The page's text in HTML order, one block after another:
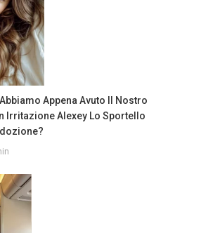
Appena Avuto Il Nostro
Irritazione Alexey Lo Sportello